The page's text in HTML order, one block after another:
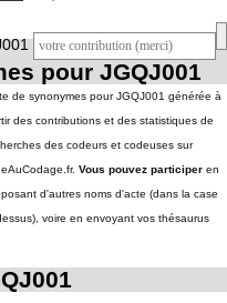
pour JGQJ001
de synonymes pour JGQJ001 générée à
des contributions et des statistiques de
des codeurs et codeuses sur
Vous pouvez participer en
d'autres noms d'acte (dans la case
voire en envoyant vos thésaurus